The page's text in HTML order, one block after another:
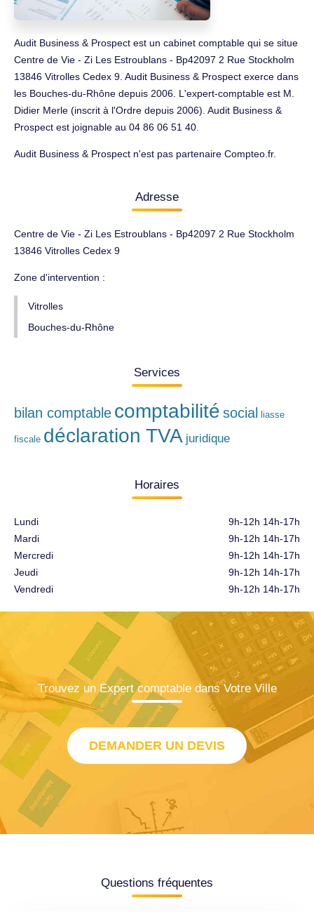
Audit Business & Prospect est un cabinet comptable qui se situe
Centre de Vie - Zi Les Estroublans - Bp42097 2 Rue Stockholm
13846 Vitrolles Cedex 9. Audit Business & Prospect exerce dans
les Bouches-du-Rhône depuis 2006. L'expert-comptable est M.
Didier Merle (inscrit à l'Ordre depuis 2006). Audit Business &
Prospect est joignable au 04 86 06 51 40.
Audit Business & Prospect n'est pas partenaire Compteo.fr.
Adresse
Centre de Vie - Zi Les Estroublans - Bp42097 2 Rue Stockholm
13846 Vitrolles Cedex 9
Zone d'intervention :
Vitrolles
Bouches-du-Rhône
Services
bilan comptable comptabilité social liasse
fiscale déclaration TVA juridique
Horaires
Lundi
Mardi
Mercredi
Jeudi
Vendredi
9h-12h 14h-17h
9h-12h 14h-17h
9h-12h 14h-17h
9h-12h 14h-17h
9h-12h 14h-17h
Trouvez un Expert comptable dans Votre Ville
DEMANDER UN DEVIS
Questions fréquentes